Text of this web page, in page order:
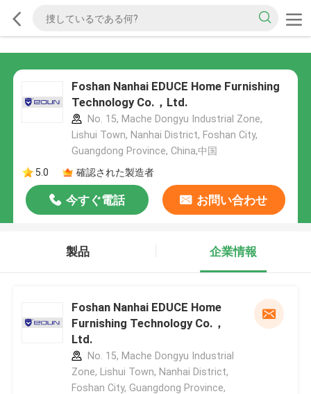
Foshan Nanhai EDUCE Home Furnishing
Technology Co.，Ltd.
No. 15, Mache Dongyu Industrial Zone,
Lishui Town, Nanhai District, Foshan City,
Guangdong Province, China,中国
5.0
確認された製造者
今すぐ電話 お問い合わせ
製品 企業情報
Foshan Nanhai EDUCE Home
Furnishing Technology Co.，
Ltd.
No. 15, Mache Dongyu Industrial
Zone, Lishui Town, Nanhai District,
Foshan City, Guangdong Province,